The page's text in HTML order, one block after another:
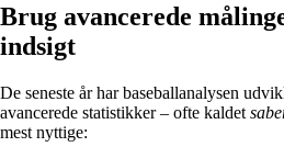
Brug avancerede
indsigt
De seneste år har baseballanalysen
avancerede statistikker – ofte kaldet
mest nyttige: